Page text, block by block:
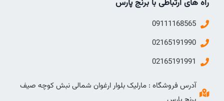
راه های ارتباطی با برنج پارس
09111168565
02165191990
02165191991
آدرس فروشگاه : مارلیک بلوار ارغوان شمالی نبش کوچه صیف